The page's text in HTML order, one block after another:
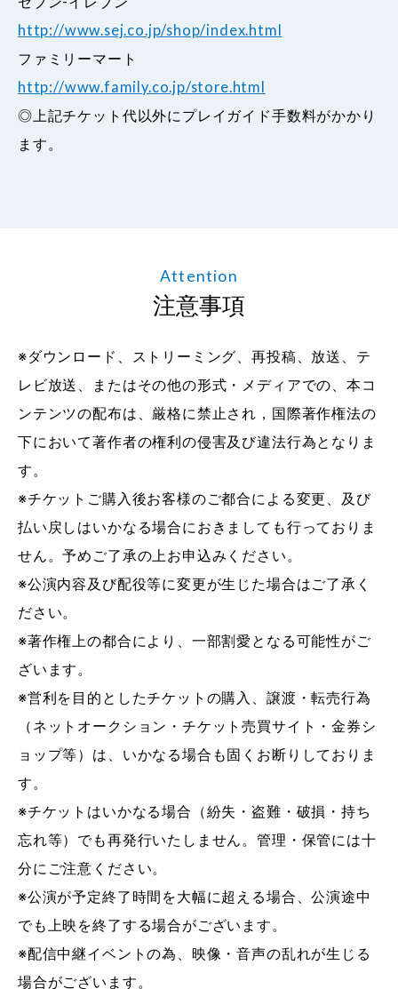
http://www.sej.co.jp/shop/index.html
ファミリーマート
http://www.family.co.jp/store.html
◎上記チケット代以外にプレイガイド手数料がかかり
ます。
Attention
注意事項
※ダウンロード、ストリーミング、再投稿、放送、テ
レビ放送、またはその他の形式・メディアでの、本コ
ンテンツの配布は、厳格に禁止され，国際著作権法の
下において著作者の権利の侵害及び違法行為となりま
す。
※チケットご購入後お客様のご都合による変更、及び
払い戻しはいかなる場合におきましても行っておりま
せん。予めご了承の上お申込みください。
※公演内容及び配役等に変更が生じた場合はご了承く
ださい。
※著作権上の都合により、一部割愛となる可能性がご
ざいます。
※営利を目的としたチケットの購入、譲渡・転売行為
（ネットオークション・チケット売買サイト・金券シ
ョップ等）は、いかなる場合も固くお断りしておりま
す。
※チケットはいかなる場合（紛失・盗難・破損・持ち
忘れ等）でも再発行いたしません。管理・保管には十
分にご注意ください。
※公演が予定終了時間を大幅に超える場合、公演途中
でも上映を終了する場合がございます。
※配信中継イベントの為、映像・音声の乱れが生じる
場合がございます。